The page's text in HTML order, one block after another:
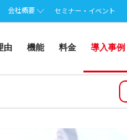
会社概要 セミナー・イベント
由 機能 料金 導入事例